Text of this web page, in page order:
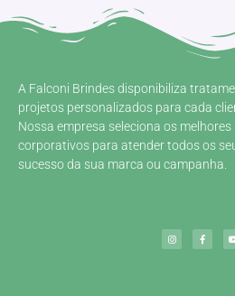
A Falconi Brindes disponibiliza
projetos personalizados para cada
Nossa empresa seleciona os
corporativos para atender todos os
sucesso da sua marca ou campanha.